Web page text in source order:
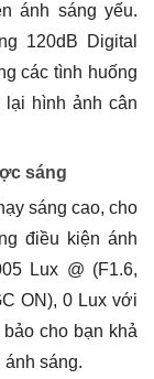
ánh sáng yếu.
120dB Digital
các tình huống
lại hình ảnh cân
sáng
sáng cao, cho
điều kiện ánh
Lux @ (F1.6,
ON), 0 Lux với
cho bạn khả
ánh sáng.